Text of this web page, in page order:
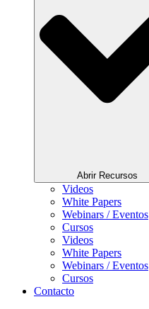
Abrir Recursos
Videos
White Papers
Webinars / Eventos
Cursos
Videos
White Papers
Webinars / Eventos
Cursos
Contacto